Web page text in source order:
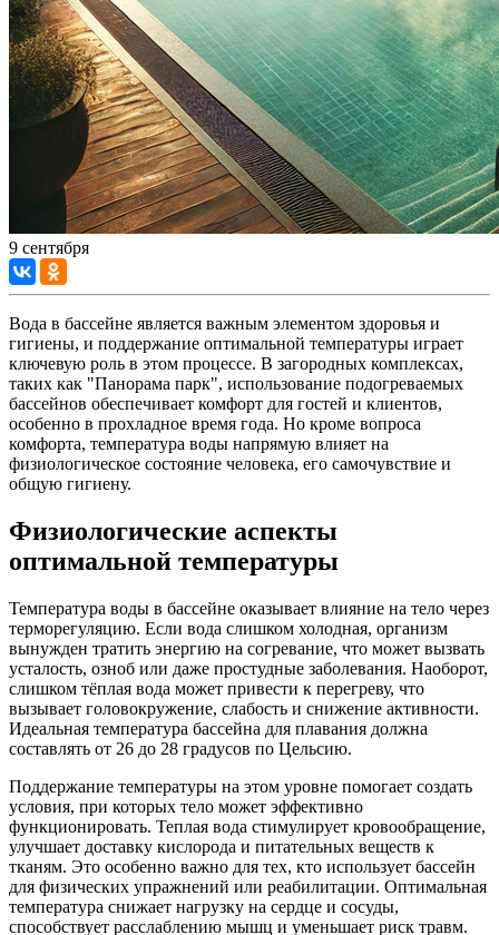
9 сентября
Вода в бассейне является важным элементом здоровья и
гигиены, и поддержание оптимальной температуры играет
ключевую роль в этом процессе. В загородных комплексах,
таких как "Панорама парк", использование подогреваемых
бассейнов обеспечивает комфорт для гостей и клиентов,
особенно в прохладное время года. Но кроме вопроса
комфорта, температура воды напрямую влияет на
физиологическое состояние человека, его самочувствие и
общую гигиену.
Физиологические аспекты
оптимальной температуры
Температура воды в бассейне оказывает влияние на тело через
терморегуляцию. Если вода слишком холодная, организм
вынужден тратить энергию на согревание, что может вызвать
усталость, озноб или даже простудные заболевания. Наоборот,
слишком тёплая вода может привести к перегреву, что
вызывает головокружение, слабость и снижение активности.
Идеальная температура бассейна для плавания должна
составлять от 26 до 28 градусов по Цельсию.
Поддержание температуры на этом уровне помогает создать
условия, при которых тело может эффективно
функционировать. Теплая вода стимулирует кровообращение,
улучшает доставку кислорода и питательных веществ к
тканям. Это особенно важно для тех, кто использует бассейн
для физических упражнений или реабилитации. Оптимальная
температура снижает нагрузку на сердце и сосуды,
способствует расслаблению мышц и уменьшает риск травм.